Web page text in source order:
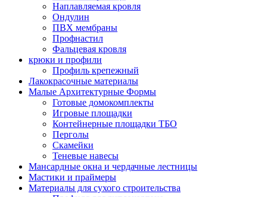
Наплавляемая кровля
Ондулин
ПВХ мембраны
Профнастил
Фальцевая кровля
крюки и профили
Профиль крепежный
Лакокрасочные материалы
Малые Архитектурные Формы
Готовые домокомплекты
Игровые площадки
Контейнерные площадки ТБО
Перголы
Скамейки
Теневые навесы
Мансардные окна и чердачные лестницы
Мастики и праймеры
Материалы для сухого строительства